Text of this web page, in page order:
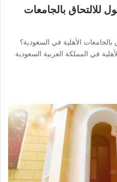
للالتحاق بالجامعات
بالجامعات الأهلية في السعودية؟
في المملكة العربية السعودية